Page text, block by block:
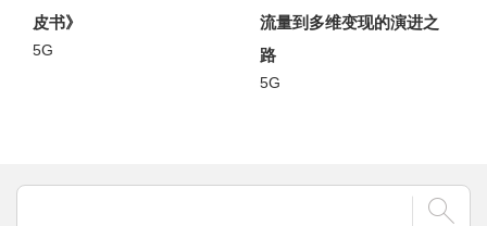
皮书》
5G
流量到多维变现的演进之
路
5G